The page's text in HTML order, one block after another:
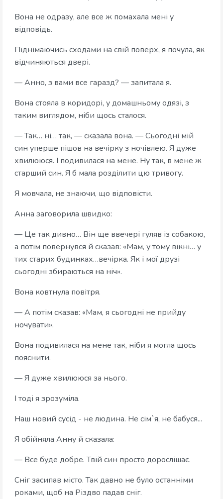
Вона не одразу, але все ж помахала мені у
відповідь.
Піднімаючись сходами на свій поверх, я почула, як
відчиняються двері.
— Анно, з вами все гаразд? — запитала я.
Вона стояла в коридорі, у домашньому одязі, з
таким виглядом, ніби щось сталося.
— Так… ні… так, — сказала вона. — Сьогодні мій
син уперше пішов на вечірку з ночівлею. Я дуже
хвилююся. І подивилася на мене. Ну так, в мене ж
старший син. Я б мала розділити цю тривогу.
Я мовчала, не знаючи, що відповісти.
Анна заговорила швидко:
— Це так дивно… Він ще ввечері гуляв із собакою,
а потім повернувся й сказав: «Мам, у тому вікні… у
тих старих будинках…вечірка. Як і мої друзі
сьогодні збираються на ніч».
Вона ковтнула повітря.
— А потім сказав: «Мам, я сьогодні не прийду
ночувати».
Вона подивилася на мене так, ніби я могла щось
пояснити.
— Я дуже хвилююся за нього.
І тоді я зрозуміла.
Наш новий сусід - не людина. Не сім`я, не бабуся...
Я обійняла Анну й сказала:
— Все буде добре. Твій син просто дорослішає.
Сніг засипав місто. Так давно не було останніми
роками, щоб на Різдво падав сніг.